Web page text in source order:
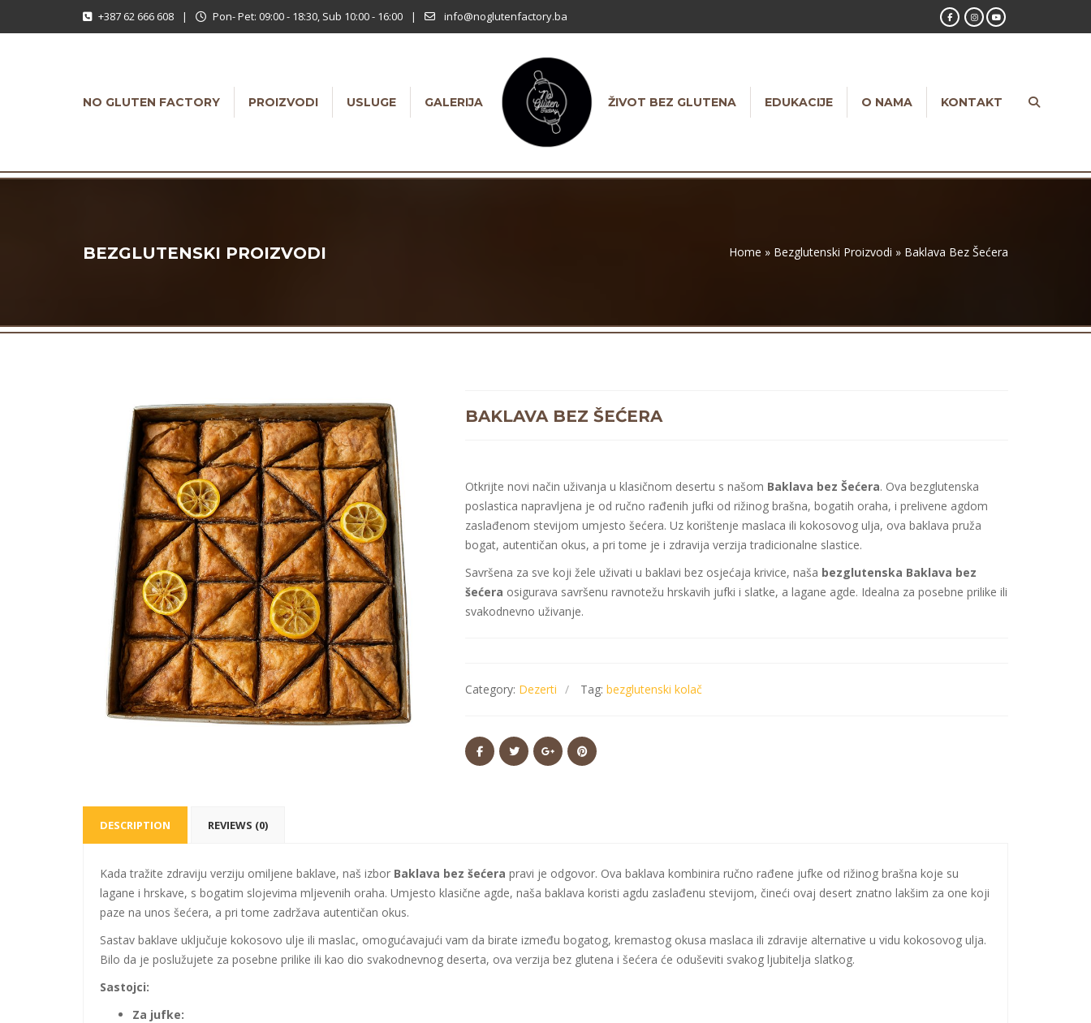
+387 62 666 608 | Pon- Pet: 09:00 - 18:30, Sub 10:00 - 16:00 | info@noglutenfactory.ba
NO GLUTEN FACTORY PROIZVODI USLUGE GALERIJA ŽIVOT BEZ GLUTENA EDUKACIJE O NAMA KONTAKT
BEZGLUTENSKI PROIZVODI Home » Bezglutenski Proizvodi » Baklava Bez Šećera
BAKLAVA BEZ ŠEĆERA
Otkrijte novi način uživanja u klasičnom desertu s našom Baklava bez Šećera. Ova bezglutenska
poslastica napravljena je od ručno rađenih jufki od rižinog brašna, bogatih oraha, i prelivene agdom
zaslađenom stevijom umjesto šećera. Uz korištenje maslaca ili kokosovog ulja, ova baklava pruža
bogat, autentičan okus, a pri tome je i zdravija verzija tradicionalne slastice.
Savršena za sve koji žele uživati u baklavi bez osjećaja krivice, naša bezglutenska Baklava bez
šećera osigurava savršenu ravnotežu hrskavih jufki i slatke, a lagane agde. Idealna za posebne prilike ili
svakodnevno uživanje.
Category: Dezerti Tag: bezglutenski kolač
DESCRIPTION REVIEWS (0)
Kada tražite zdraviju verziju omiljene baklave, naš izbor Baklava bez šećera pravi je odgovor. Ova baklava kombinira ručno rađene jufke od rižinog brašna koje su
lagane i hrskave, s bogatim slojevima mljevenih oraha. Umjesto klasične agde, naša baklava koristi agdu zaslađenu stevijom, čineći ovaj desert znatno lakšim za one koji
paze na unos šećera, a pri tome zadržava autentičan okus.
Sastav baklave uključuje kokosovo ulje ili maslac, omogućavajući vam da birate između bogatog, kremastog okusa maslaca ili zdravije alternative u vidu kokosovog ulja.
Bilo da je poslužujete za posebne prilike ili kao dio svakodnevnog deserta, ova verzija bez glutena i šećera će oduševiti svakog ljubitelja slatkog.
Sastojci:
Za jufke: